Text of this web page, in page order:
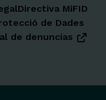
Directiva MiFID
de Dades
de denuncias